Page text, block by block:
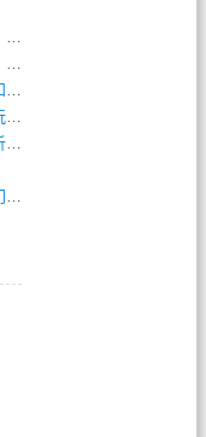
传奇私服最新攻略：刀刀烈火，装备全爆？攻(813)
龙城传奇：如何快速提升战力，称霸沙城？(802)
传奇老区变态服攻略：如何快速提升等级和战(379)
风云私服传奇游戏新手如何快速掌握核心玩法(616)
传奇游戏专家进阶秘籍：终极攻略问答解析(848)
蓝月传奇私服攻略大全：新手小白快速入门指(386)